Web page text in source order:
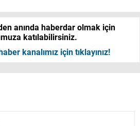
anında haberdar olmak için
katılabilirsiniz.
kanalımız için tıklayınız!